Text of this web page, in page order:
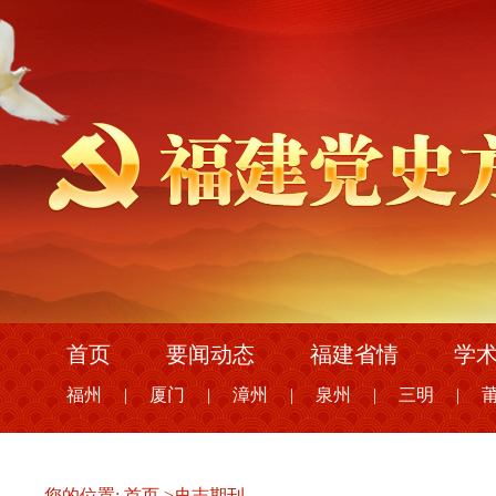
首页 要闻动态 福建省情 学
福州 | 厦门 | 漳州 | 泉州 | 三明 |